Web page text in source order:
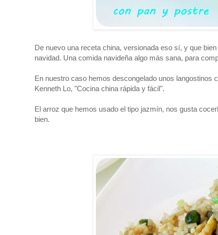
De nuevo una receta china, versionada eso sí, y que
navidad. Una comida navideña algo más sana, para
En nuestro caso hemos descongelado unos
Kenneth Lo, "Cocina china rápida y fácil".
El arroz que hemos usado el tipo jazmín, nos gusta
bien.